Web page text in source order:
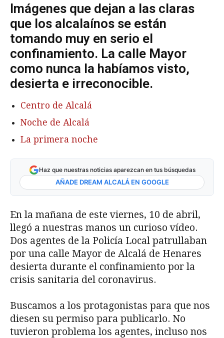
Imágenes que dejan a las claras
que los alcalaínos se están
tomando muy en serio el
confinamiento. La calle Mayor
como nunca la habíamos visto,
desierta e irreconocible.
Centro de Alcalá
Noche de Alcalá
La primera noche
Haz que nuestras noticias aparezcan en tus búsquedas
AÑADE DREAM ALCALÁ EN GOOGLE
En la mañana de este viernes, 10 de abril,
llegó a nuestras manos un curioso vídeo.
Dos agentes de la Policía Local patrullaban
por una calle Mayor de Alcalá de Henares
desierta durante el confinamiento por la
crisis sanitaria del coronavirus.
Buscamos a los protagonistas para que nos
diesen su permiso para publicarlo. No
tuvieron problema los agentes, incluso nos